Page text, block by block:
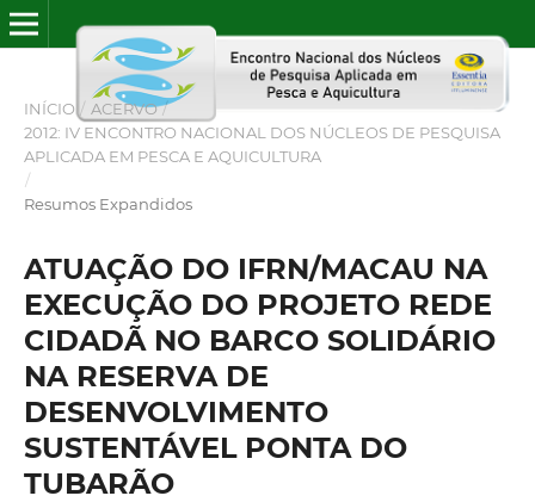
INÍCIO / ACERVO /
2012: IV ENCONTRO NACIONAL DOS NÚCLEOS DE PESQUISA
APLICADA EM PESCA E AQUICULTURA
/
Resumos Expandidos
ATUAÇÃO DO IFRN/MACAU NA
EXECUÇÃO DO PROJETO REDE
CIDADÃ NO BARCO SOLIDÁRIO
NA RESERVA DE
DESENVOLVIMENTO
SUSTENTÁVEL PONTA DO
TUBARÃO